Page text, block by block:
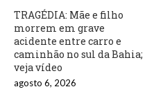
TRAGÉDIA: Mãe e filho
morrem em grave
acidente entre carro e
caminhão no sul da Bahia;
veja vídeo
agosto 6, 2026